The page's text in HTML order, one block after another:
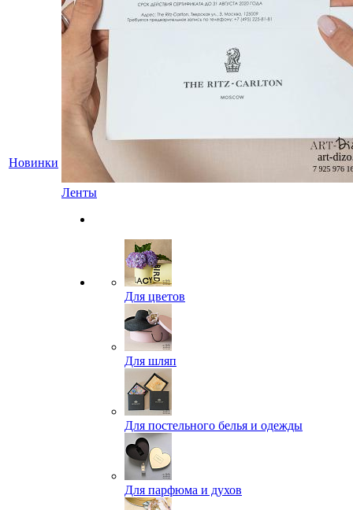
Новинки
Ленты
Для цветов
Для шляп
Для постельного белья и одежды
Для парфюма и духов